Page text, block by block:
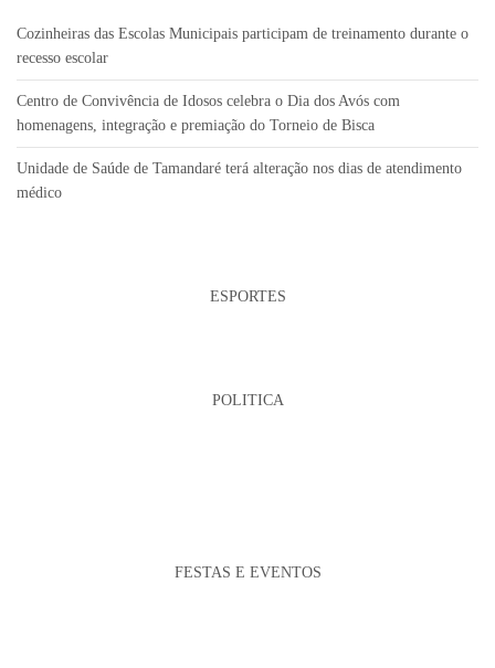
Cozinheiras das Escolas Municipais participam de treinamento durante o
recesso escolar
Centro de Convivência de Idosos celebra o Dia dos Avós com
homenagens, integração e premiação do Torneio de Bisca
Unidade de Saúde de Tamandaré terá alteração nos dias de atendimento
médico
ESPORTES
POLITICA
FESTAS E EVENTOS